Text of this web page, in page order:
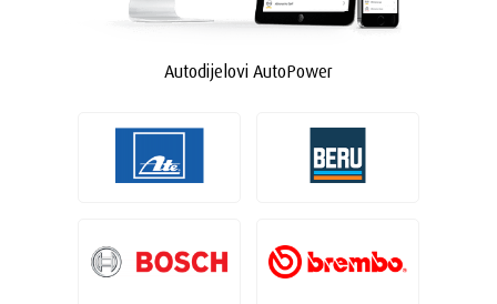
Autodijelovi AutoPower